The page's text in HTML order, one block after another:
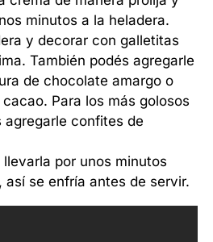
minutos a la heladera.
y decorar con galletitas
También podés agregarle
de chocolate amargo o
Para los más golosos
confites de
por unos minutos
así se enfría antes de servir.